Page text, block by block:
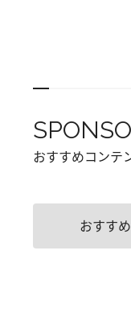
おすすめコンテ
おすす